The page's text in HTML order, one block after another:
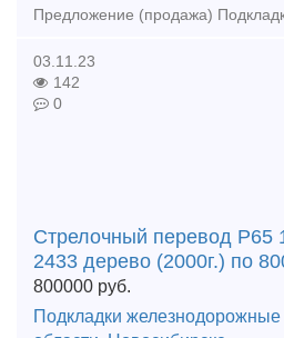
03.11.23
142
0
Стрелочный перевод Р65
2433 дерево (2000г.) по
800000 руб.
Подкладки железнодорожные